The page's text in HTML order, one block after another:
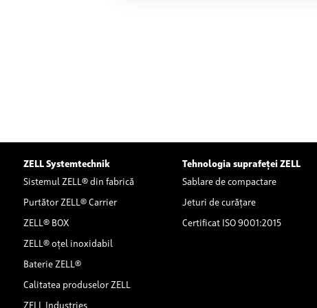
ZELL Systemtechnik
Sistemul ZELL® din fabrică
Purtător ZELL® Carrier
ZELL® BOX
ZELL® oțel inoxidabil
Baterie ZELL®
Calitatea produselor ZELL
ZELL Industries
Tehnologia suprafeței ZELL
Sablare de compactare
Jeturi de curățare
Certificat ISO 9001:2015